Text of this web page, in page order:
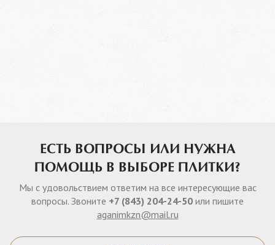
ЕСТЬ ВОПРОСЫ ИЛИ НУЖНА
ПОМОЩЬ В ВЫБОРЕ ПЛИТКИ?
Мы с удовольствием ответим на все интересующие вас
вопросы. Звоните +7 (843) 204-24-50 или пишите
aganimkzn@mail.ru